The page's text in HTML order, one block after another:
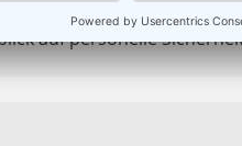
von
auf personelle